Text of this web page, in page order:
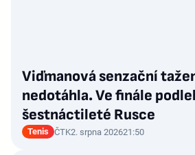
Viďmanová senzační
nedotáhla. Ve finále
šestnáctileté Rusce
Tenis ČTK2. srpna 202621:50